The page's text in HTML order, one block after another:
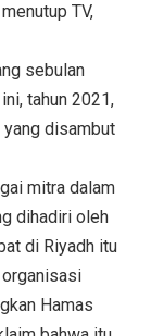
TV,
sebulan
tahun 2021,
disambut
mitra dalam
dihadiri oleh
di Riyadh itu
Hamas